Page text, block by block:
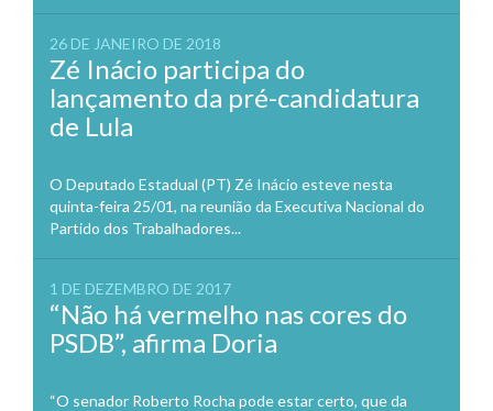
26 DE JANEIRO DE 2018
Zé Inácio participa do
lançamento da pré-candidatura
de Lula
O Deputado Estadual (PT) Zé Inácio esteve nesta
quinta-feira 25/01, na reunião da Executiva Nacional do
Partido dos Trabalhadores...
1 DE DEZEMBRO DE 2017
“Não há vermelho nas cores do
PSDB”, afirma Doria
“O senador Roberto Rocha pode estar certo, que da